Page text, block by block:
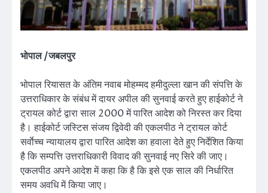
भोपाल /जबलपुर
भोपाल रियासत के अंतिम नवाब मोहम्मद हमीदुल्ला खान की संपत्ति के
उत्तराधिकार के संबंध में दायर अपील की सुनवाई करते हुए हाईकोर्ट ने
ट्रायल कोर्ट द्वारा साल 2000 में पारित आदेश को निरस्त कर दिया
है। हाईकोर्ट जस्टिस संजय द्विवेदी की एकलपीठ ने ट्रायल कोर्ट
सर्वाेच्च न्यायालय द्वारा पारित आदेश का हवाला देते हुए निर्देशित किया
है कि सम्पत्ति उत्तराधिकारी विवाद की सुनवाई नए सिरे की जाए।
एकलपीठ अपने आदेश में कहा कि है कि इसे एक साल की निर्धारित
समय अवधि में किया जाए।